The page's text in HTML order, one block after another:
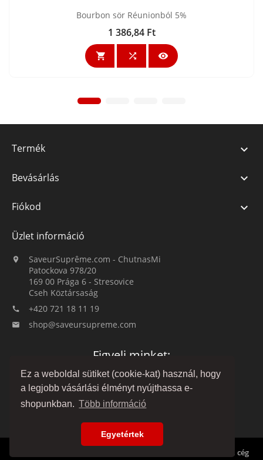
Ez a weboldal sütiket (cookie-kat) használ, hogy
a legjobb vásárlási élményt nyújthassa e-
shopunkban. Több információ
Egyetértek
Bourbon sör Réunionból 5%
Ár
1 386,84 Ft
  
Termék 
Bevásárlás 
Fiókod 
Üzlet információ

SaveurSuprême.com - ChutnasMi
Patockova 978/20
169 00 Prága 6 - Stresovice
Cseh Köztársaság
 +420 721 18 11 19
 shop@saveursupreme.com
Figyelj minket:
© 2019-2026 :: SaveurSuprême.com által ChutnasMi :: családi cég